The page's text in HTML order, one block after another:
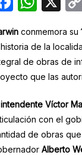
c
e
b
o
o
k
at
s
A
p
p
conmemora su
de la
de obras de
que las
intendente Víctor
con el
de obras
Alberto